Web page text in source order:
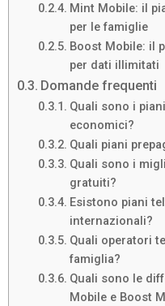
Mint Mobile: il
per le famiglie
Boost Mobile: il
per dati illimitati
Domande frequenti
Quali sono i
economici?
Quali piani
Quali sono i
gratuiti?
Esistono piani
internazionali?
Quali operatori
famiglia?
Quali sono le
Mobile e Boost